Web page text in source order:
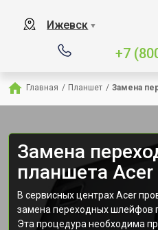
Ижевск ▼
+7
Главная / Планшет / Замена
Замена
планшета
В сервисных центрах Acer
замена переходных шлейфов
Эта процедура необходима